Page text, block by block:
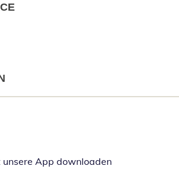
unsere App downloadenÖffnet in